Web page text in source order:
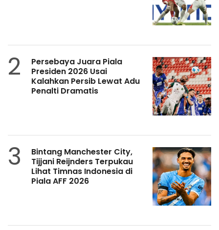
2
Persebaya Juara Piala
Presiden 2026 Usai
Kalahkan Persib Lewat Adu
Penalti Dramatis
3
Bintang Manchester City,
Tijjani Reijnders Terpukau
Lihat Timnas Indonesia di
Piala AFF 2026